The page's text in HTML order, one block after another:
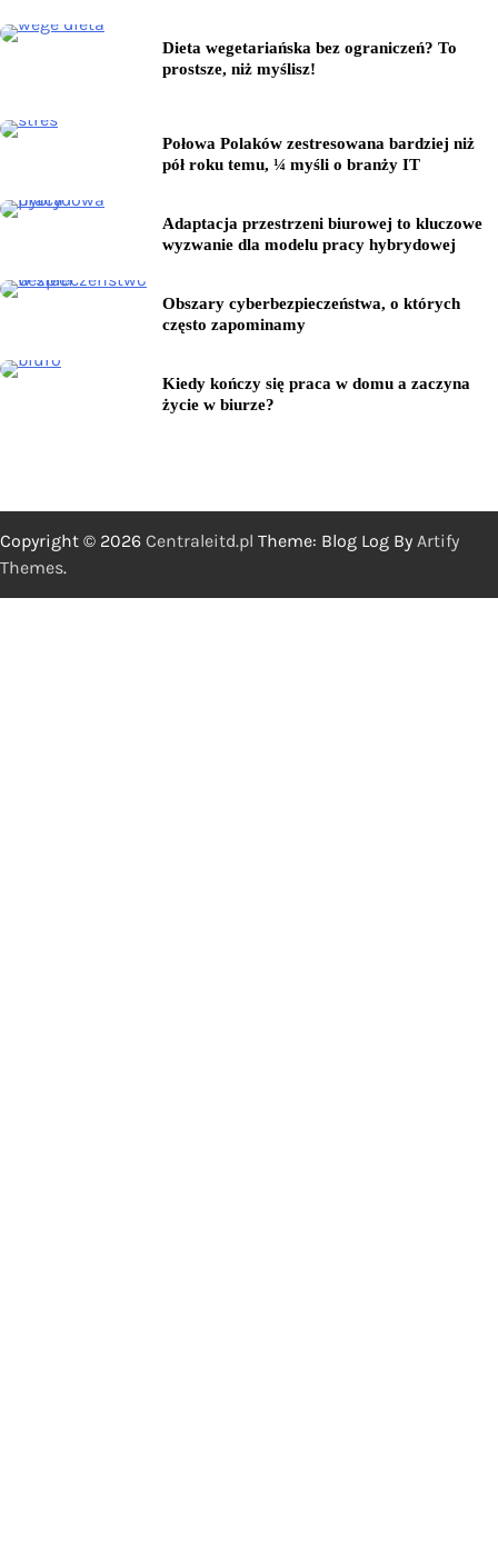
Dieta wegetariańska bez ograniczeń? To
prostsze, niż myślisz!
Połowa Polaków zestresowana bardziej niż
pół roku temu, ¼ myśli o branży IT
Adaptacja przestrzeni biurowej to kluczowe
wyzwanie dla modelu pracy hybrydowej
Obszary cyberbezpieczeństwa, o których
często zapominamy
Kiedy kończy się praca w domu a zaczyna
życie w biurze?
Copyright © 2026 Centraleitd.pl Theme: Blog Log By Artify
Themes.